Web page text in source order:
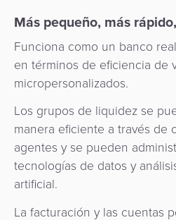
Más pequeño, más
Funciona como un banco
en términos de eficiencia de
micropersonalizados.
Los grupos de liquidez se
manera eficiente a través de
agentes y se pueden
tecnologías de datos y
artificial.
La facturación y las cuentas